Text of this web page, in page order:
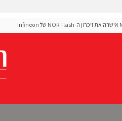
MediaTek אישרה את זיכרון ה-NOR Flash של Infineon